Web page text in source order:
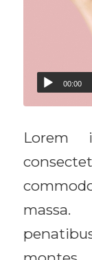
00:00
Lorem